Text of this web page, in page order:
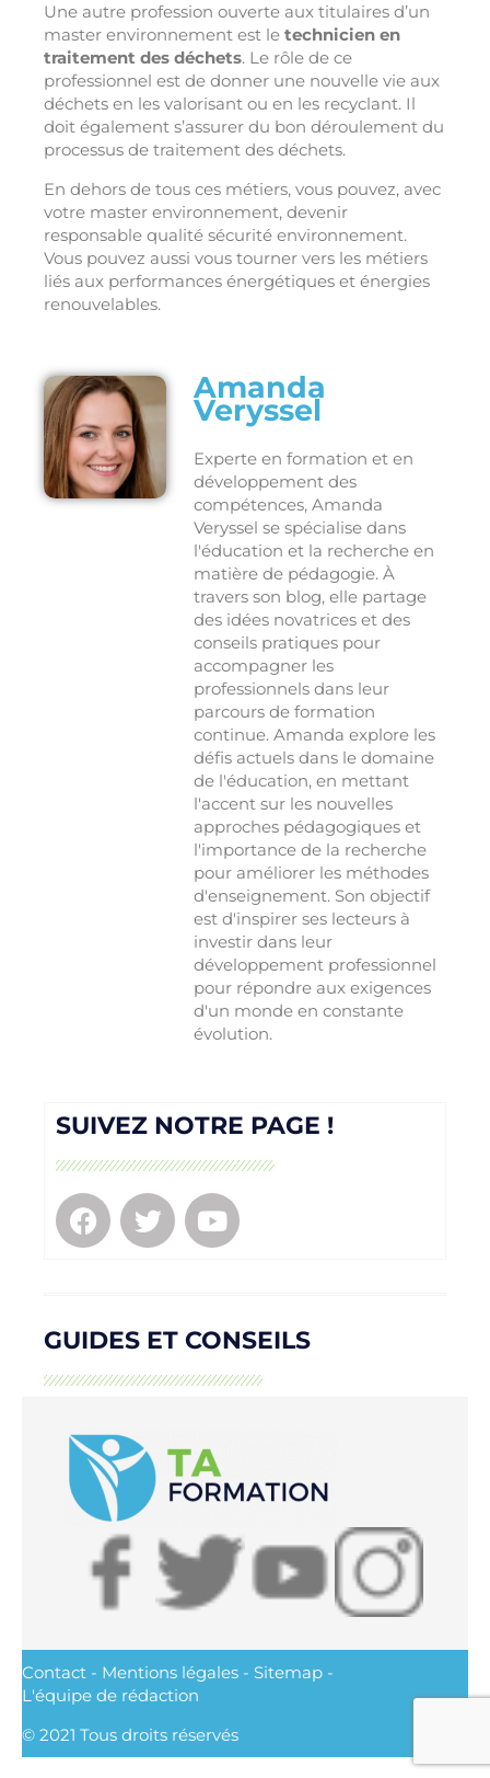
Une autre profession ouverte aux titulaires d’un
master environnement est le technicien en
traitement des déchets. Le rôle de ce
professionnel est de donner une nouvelle vie aux
déchets en les valorisant ou en les recyclant. Il
doit également s’assurer du bon déroulement du
processus de traitement des déchets.
En dehors de tous ces métiers, vous pouvez, avec
votre master environnement, devenir
responsable qualité sécurité environnement.
Vous pouvez aussi vous tourner vers les métiers
liés aux performances énergétiques et énergies
renouvelables.
Amanda
Veryssel
Experte en formation et en
développement des
compétences, Amanda
Veryssel se spécialise dans
l'éducation et la recherche en
matière de pédagogie. À
travers son blog, elle partage
des idées novatrices et des
conseils pratiques pour
accompagner les
professionnels dans leur
parcours de formation
continue. Amanda explore les
défis actuels dans le domaine
de l'éducation, en mettant
l'accent sur les nouvelles
approches pédagogiques et
l'importance de la recherche
pour améliorer les méthodes
d'enseignement. Son objectif
est d'inspirer ses lecteurs à
investir dans leur
développement professionnel
pour répondre aux exigences
d'un monde en constante
évolution.
SUIVEZ NOTRE PAGE !
GUIDES ET CONSEILS
Contact - Mentions légales - Sitemap -
L'équipe de rédaction
© 2021 Tous droits réservés